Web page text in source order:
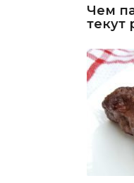
Чем
текут